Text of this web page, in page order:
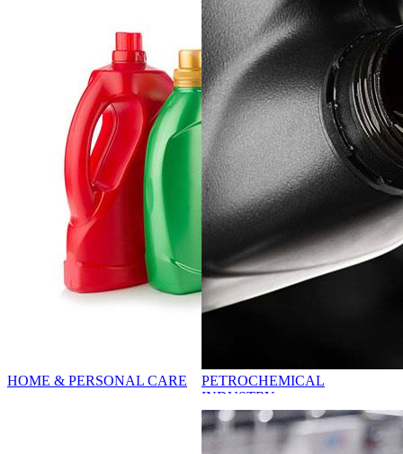
HOME & PERSONAL CARE
PETROCHEMICAL
INDUSTRY